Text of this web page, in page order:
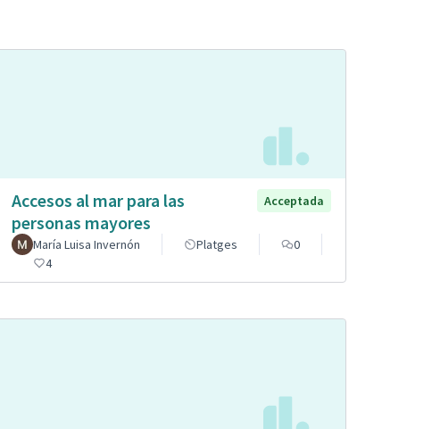
Accesos al mar para las
personas mayores
Acceptada
María Luisa Invernón Platges
0
4